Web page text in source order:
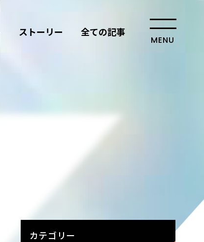
ストーリー 全ての記事
MENU
カテゴリー